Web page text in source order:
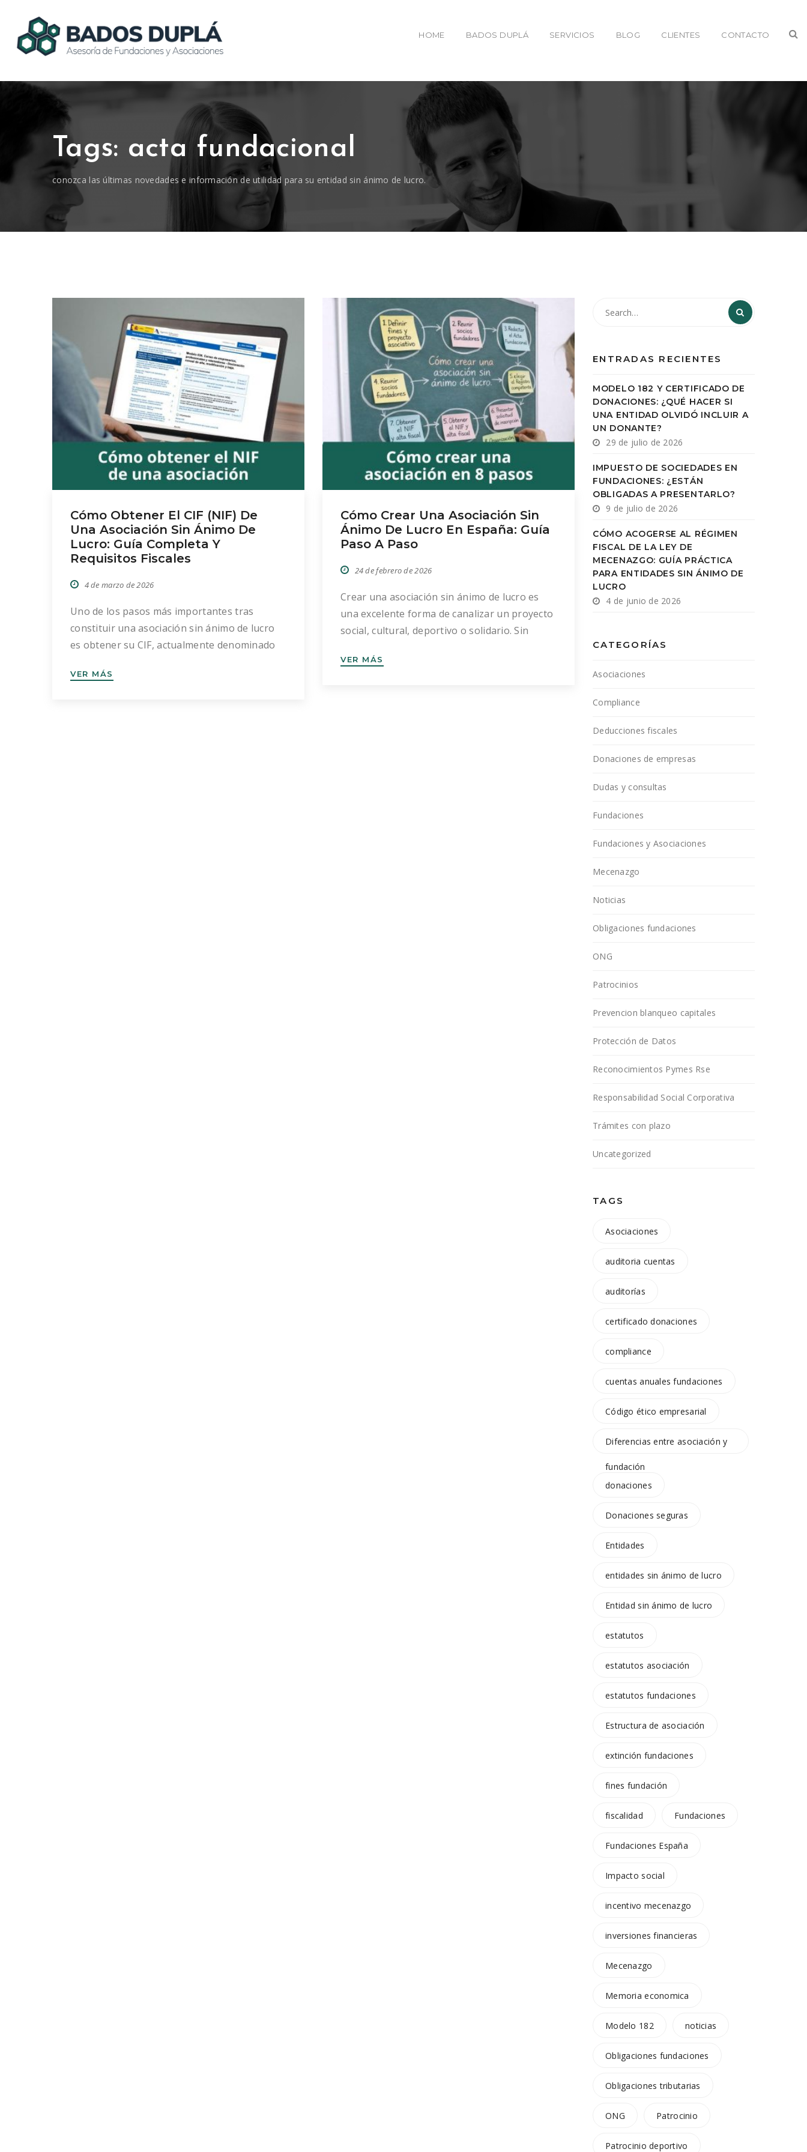
HOME BADOS DUPLÁ SERVICIOS BLOG CLIENTES CONTACTO
Tags: acta fundacional
conozca las últimas novedades e información de utilidad para su entidad sin ánimo de lucro.
Cómo Obtener El CIF (NIF) De
Una Asociación Sin Ánimo De
Lucro: Guía Completa Y
Requisitos Fiscales
4 de marzo de 2026
Uno de los pasos más importantes tras
constituir una asociación sin ánimo de lucro
es obtener su CIF, actualmente denominado
la asociación no puede operar legalmente: no
VER MÁS
Cómo Crear Una Asociación Sin
Ánimo De Lucro En España: Guía
Paso A Paso
24 de febrero de 2026
Crear una asociación sin ánimo de lucro es
una excelente forma de canalizar un proyecto
social, cultural, deportivo o solidario. Sin
excesivamente complejo, sí exige rigor
VER MÁS
ENTRADAS RECIENTES
MODELO 182 Y CERTIFICADO DE
DONACIONES: ¿QUÉ HACER SI
UNA ENTIDAD OLVIDÓ INCLUIR A
UN DONANTE?
29 de julio de 2026
IMPUESTO DE SOCIEDADES EN
FUNDACIONES: ¿ESTÁN
OBLIGADAS A PRESENTARLO?
9 de julio de 2026
CÓMO ACOGERSE AL RÉGIMEN
FISCAL DE LA LEY DE
MECENAZGO: GUÍA PRÁCTICA
PARA ENTIDADES SIN ÁNIMO DE
LUCRO
4 de junio de 2026
CATEGORÍAS
Asociaciones
Compliance
Deducciones fiscales
Donaciones de empresas
Dudas y consultas
Fundaciones
Fundaciones y Asociaciones
Mecenazgo
Noticias
Obligaciones fundaciones
ONG
Patrocinios
Prevencion blanqueo capitales
Protección de Datos
Reconocimientos Pymes Rse
Responsabilidad Social Corporativa
Trámites con plazo
Uncategorized
TAGS
Asociaciones
auditoria cuentas
auditorías
certificado donaciones
compliance
cuentas anuales fundaciones
Código ético empresarial
Diferencias entre asociación y
fundación
donaciones
Donaciones seguras
Entidades
entidades sin ánimo de lucro
Entidad sin ánimo de lucro
estatutos
estatutos asociación
estatutos fundaciones
Estructura de asociación
extinción fundaciones
fines fundación
fiscalidad Fundaciones
Fundaciones España
Impacto social
incentivo mecenazgo
inversiones financieras
Mecenazgo
Memoria economica
Modelo 182 noticias
Obligaciones fundaciones
Obligaciones tributarias
ONG Patrocinio
Patrocinio deportivo